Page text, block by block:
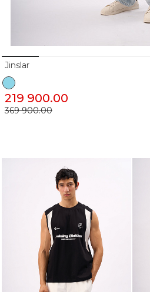
Jinslar
219 900.00
369 900.00